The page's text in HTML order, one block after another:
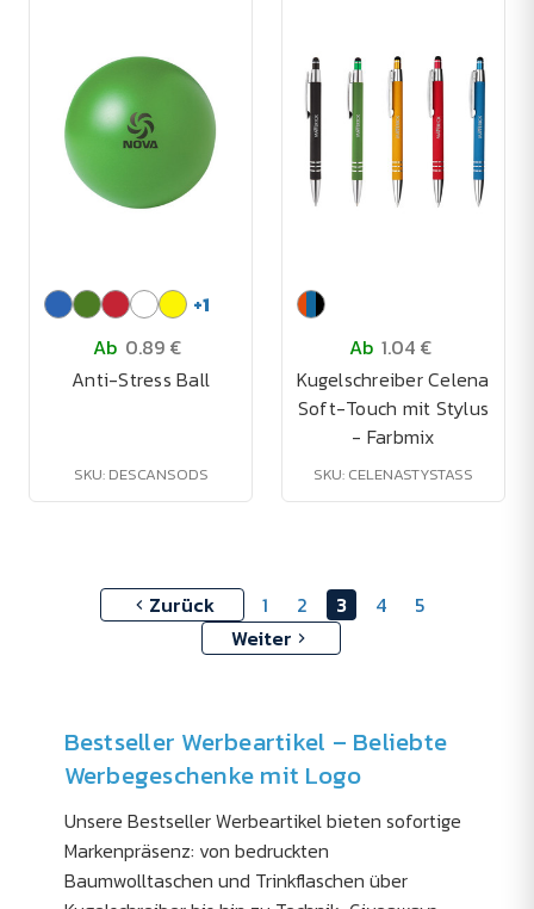
+1
Ab 0.89 €
Anti-Stress Ball
SKU: DESCANSODS
Ab 1.04 €
Kugelschreiber Celena
Soft-Touch mit Stylus
- Farbmix
SKU: CELENASTYSTASS
Zurück 1 2 3 4
5
Weiter
Bestseller Werbeartikel – Beliebte
Werbegeschenke mit Logo
Unsere Bestseller Werbeartikel bieten sofortige
Markenpräsenz: von bedruckten
Baumwolltaschen und Trinkflaschen über